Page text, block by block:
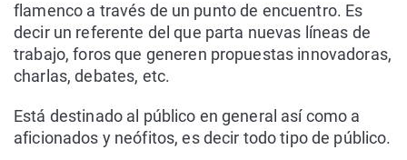
flamenco a través de un punto de encuentro. Es
decir un referente del que parta nuevas líneas de
trabajo, foros que generen propuestas innovadoras,
charlas, debates, etc.
Está destinado al público en general así como a
aficionados y neófitos, es decir todo tipo de público.